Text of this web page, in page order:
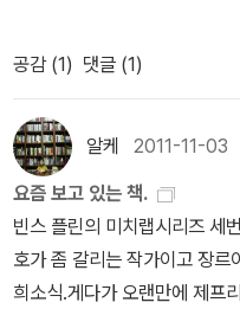
네요. 악마의 놀이는 더욱 더
가 되는 책인데다가, 스릴러로
폭발적인 전개와 섬뜩한 에필
분은 <살인자의 진열장>보다
같습니다. 원래 켄 브루언의 <
되어 있었는데 나오질 않네요
낌을 주는 작가입니다. 영화
런던대로>. 이 작품도 꽤 거칠
이 작품보다 티에리 종케의 <
어지네. 올해가 가기 전에 꼭
장 휘어진다고 뭐라 하셔도 사
데 (정말?ㅜㅜ) 나에게 주는
선물로 하지 뭐.
러보니 눈에 띄는 것은 거의
는거야? 어쩌라는거야? 난
결제 금액이 어중간해서 가격
미를 주었던 책. (같이 구입한
다. 하지만 그만큼 재미도 있
재미가 배가 되었던 것 같다.
미는 못 느낄지도. 중간에 페
시 읽어 볼 법도 한데. 여동생
<워킹데드>를 보기전까지.
라 내용도 탄탄하다. 부끄럽지
접하지않았다. 좀비 서바이벌
어났을때 인간들의 생존 방법
(재치는 있지만 현실적이라서
요있나? 제프리 디버다.링컨
지고있으나, 최근작 '엣지'가
칠 수 없는 책임에 분명하다.
공감 (1) 댓글 (1)
알케 2011-11-03
요즘 보고 있는 책.
빈스 플린의 미치랩시리즈 세
호가 좀 갈리는 작가이고 장
희소식.게다가 오랜만에 제프